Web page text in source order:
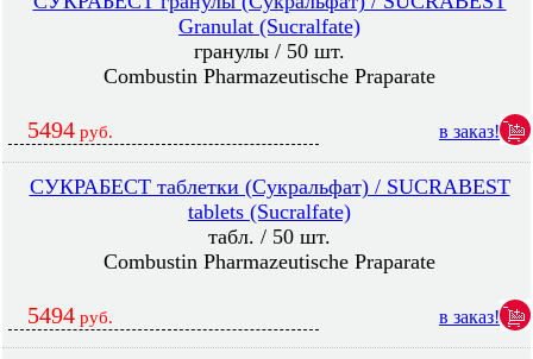
Granulat (Sucralfate)
гранулы / 50 шт.
Combustin Pharmazeutische Praparate
5494 руб. в заказ!
СУКРАБЕСТ таблетки (Сукральфат) / SUCRABEST
tablets (Sucralfate)
табл. / 50 шт.
Combustin Pharmazeutische Praparate
5494 руб. в заказ!